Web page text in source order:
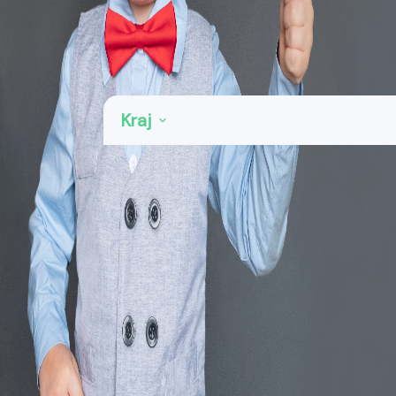
Kategorie: E-shopy, on-line nakupování
Region: Olomoucký kraj
Kraj
Šumperk
Přerov
Prostějov
Olomouc
Jeseník
Zobrazit